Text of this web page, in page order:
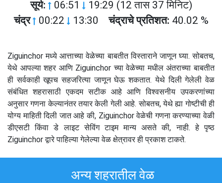
सूर्य: 06:51 19:29 (12 तास 37 मिनिट)
चंद्र 00:22 13:30 चंद्राचे प्रतिशत: 40.02 %
Ziguinchor मध्ये आत्ताच्या वेळेच्या बाबतीत विस्ताराने जाणून घ्या. सोबतच,
येथे आपल्या शहर आणि Ziguinchor च्या वेळेच्या मधील अंतराच्या बाबतीत
ही सर्वकाही खूपच सहजरित्या जाणून घेऊ शकतात. येथे दिली गेलेली वेळ
संबंधित शहरासाठी एकदम सटीक आहे आणि विश्वसनीय उपकरणांच्या
अनुसार गणना केल्यानंतर तयार केली गेली आहे. सोबतच, येथे ह्या गोष्टीची ही
योग्य माहिती दिली जात आहे की, Ziguinchor वेळेची गणना करण्याच्या वेळी
डीएसटी किंवा डे लाइट सेविंग टाइम मान्य असते की, नाही. हे पृष्ठ
Ziguinchor द्वारे पाहिल्या गेलेल्या वेळ क्षेत्रावर ही प्रकाश टाकते.
अन्य शहरातील वेळ